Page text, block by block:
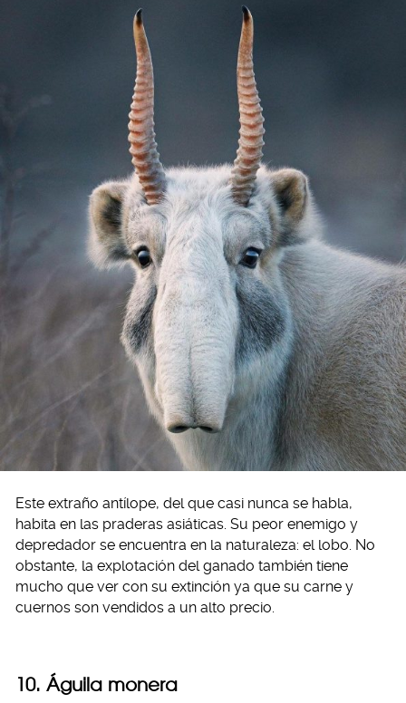
Este extraño antílope, del que casi nunca se habla,
habita en las praderas asiáticas. Su peor enemigo y
depredador se encuentra en la naturaleza: el lobo. No
obstante, la explotación del ganado también tiene
mucho que ver con su extinción ya que su carne y
cuernos son vendidos a un alto precio.
10. Águila monera